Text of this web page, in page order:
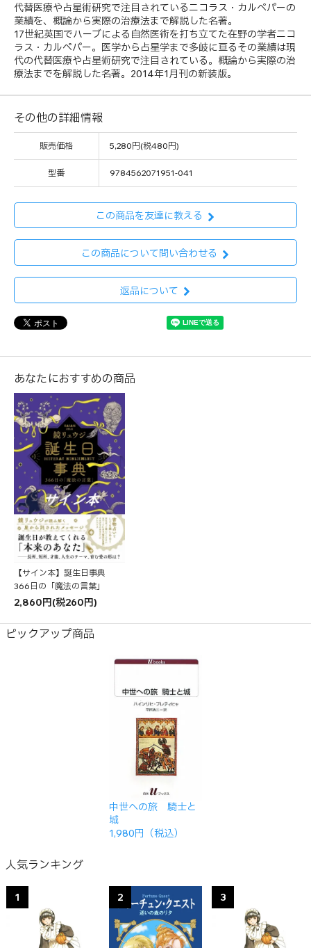
代替医療や占星術研究で注目されているニコラス・カルペパーの
業績を、概論から実際の治療法まで解説した名著。
17世紀英国でハーブによる自然医術を打ち立てた在野の学者ニコ
ラス・カルペパー。医学から占星学まで多岐に亘るその業績は現
代の代替医療や占星術研究で注目されている。概論から実際の治
療法までを解説した名著。2014年1月刊の新装版。
その他の詳細情報
販売価格 5,280円(税480円)
型番 9784562071951-041
この商品を友達に教える
この商品について問い合わせる
返品について
あなたにおすすめの商品
【サイン本】誕生日事典
366日の「魔法の言葉」
2,860円(税260円)
ピックアップ商品
中世への旅 騎士と
城
1,980円（税込）
人気ランキング
1 2 3